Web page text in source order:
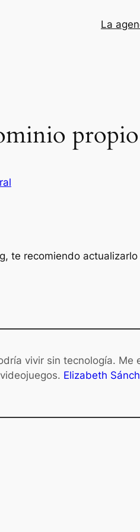
La
propio
te recomiendo
vivir sin tecnología.
Elizabeth